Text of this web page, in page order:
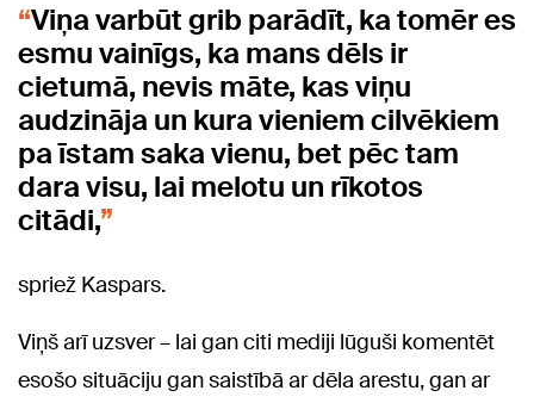
Viņa varbūt grib parādīt, ka tomēr es
esmu vainīgs, ka mans dēls ir
cietumā, nevis māte, kas viņu
audzināja un kura vieniem cilvēkiem
pa īstam saka vienu, bet pēc tam
dara visu, lai melotu un rīkotos
citādi,
spriež Kaspars.
Viņš arī uzsver – lai gan citi mediji lūguši komentēt
esošo situāciju gan saistībā ar dēla arestu, gan ar